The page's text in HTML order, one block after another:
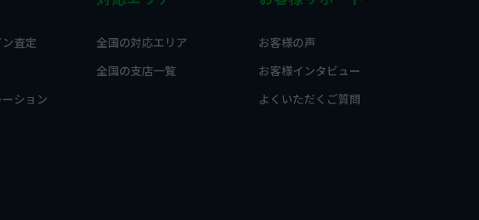
査定
ション
全国の対応エリア
全国の支店一覧
お客様の声
お客様インタビュー
よくいただくご質問